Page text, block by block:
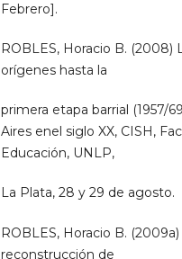
Febrero].
ROBLES, Horacio B.
orígenes hasta la
primera etapa barrial (1957/
Aires enel siglo XX, CISH,
Educación, UNLP,
La Plata, 28 y 29 de agosto.
ROBLES, Horacio B.
reconstrucción de